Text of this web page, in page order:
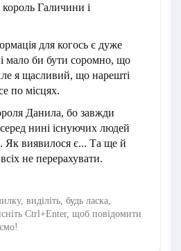
король Галичини і
для когось є дуже
мало би бути соромно, що
я щасливий, що нарешті
по місцях.
Данила, бо завжди
нині існуючих людей
Як виявилося є... Та ще й
не перерахувати.
виділіть, будь ласка,
Ctrl+Enter, щоб повідомити